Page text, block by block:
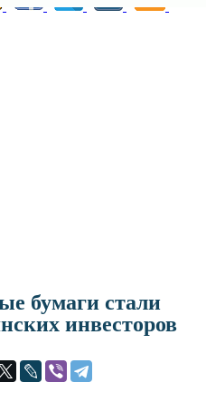
бумаги стали
инвесторов